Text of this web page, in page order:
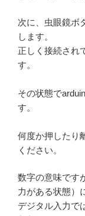
次に、虫眼鏡ボ
します。
正しく接続され
す。
その状態で
す。
何度か押したり
ください。
数字の意味です
力がある状態）
デジタル入力で